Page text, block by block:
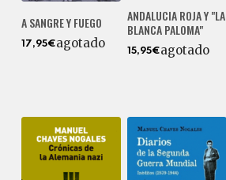
A SANGRE Y FUEGO
17,95€agotado
ANDALUCIA ROJA Y "LA
BLANCA PALOMA"
15,95€agotado